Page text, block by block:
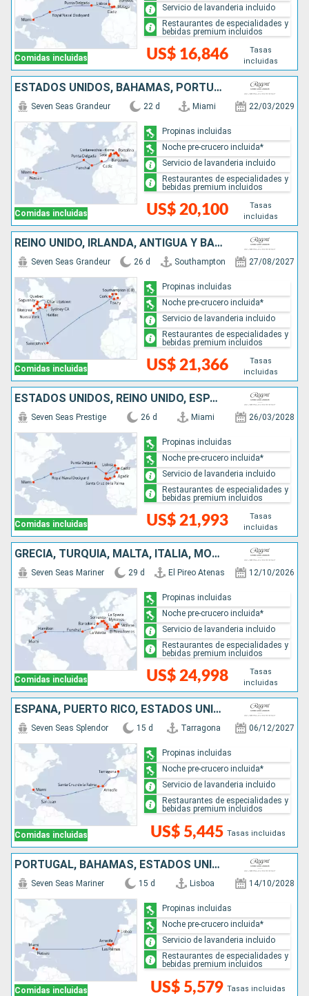
Comidas incluidas US$ 16,846
Tasas
incluidas
Servicio de lavanderia incluido
Restaurantes de especialidades y
bebidas premium incluidos
ESTADOS UNIDOS, BAHAMAS, PORTUGAL, ESPAÑA, FRANCIA, MONACO, ITALIA
Comidas incluidas
Seven Seas Grandeur 22 d Miami 22/03/2029
US$ 20,100
Tasas
incluidas
Propinas incluidas
Noche pre-crucero incluida*
Servicio de lavanderia incluido
Restaurantes de especialidades y
bebidas premium incluidos
REINO UNIDO, IRLANDA, ANTIGUA Y BARBUDA, CANADÁ, ESTADOS UNIDOS
Comidas incluidas
Seven Seas Grandeur 26 d Southampton 27/08/2027
US$ 21,366
Tasas
incluidas
Propinas incluidas
Noche pre-crucero incluida*
Servicio de lavanderia incluido
Restaurantes de especialidades y
bebidas premium incluidos
ESTADOS UNIDOS, REINO UNIDO, ESPAÑA, MARRUECOS, PORTUGAL
Comidas incluidas
Seven Seas Prestige 26 d Miami 26/03/2028
US$ 21,993
Tasas
incluidas
Propinas incluidas
Noche pre-crucero incluida*
Servicio de lavanderia incluido
Restaurantes de especialidades y
bebidas premium incluidos
GRECIA, TURQUÍA, MALTA, ITALIA, MONACO, ESPAÑA, PORTUGAL, REINO UNIDO, ESTADOS UNIDOS
Comidas incluidas
Seven Seas Mariner 29 d El Pireo Atenas 12/10/2026
US$ 24,998
Tasas
incluidas
Propinas incluidas
Noche pre-crucero incluida*
Servicio de lavanderia incluido
Restaurantes de especialidades y
bebidas premium incluidos
ESPAÑA, PUERTO RICO, ESTADOS UNIDOS
Comidas incluidas
Seven Seas Splendor 15 d Tarragona 06/12/2027
US$ 5,445 Tasas incluidas
Propinas incluidas
Noche pre-crucero incluida*
Servicio de lavanderia incluido
Restaurantes de especialidades y
bebidas premium incluidos
PORTUGAL, BAHAMAS, ESTADOS UNIDOS
Comidas incluidas
Seven Seas Mariner 15 d Lisboa 14/10/2028
US$ 5,579 Tasas incluidas
Propinas incluidas
Noche pre-crucero incluida*
Servicio de lavanderia incluido
Restaurantes de especialidades y
bebidas premium incluidos